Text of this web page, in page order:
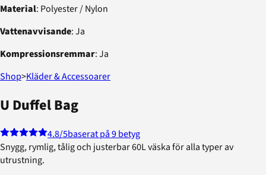
Material: Polyester / Nylon
Vattenavvisande: Ja
Kompressionsremmar: Ja
Shop>Kläder & Accessoarer
U Duffel Bag
4.8/5baserat på 9 betyg
Snygg, rymlig, tålig och justerbar 60L väska för alla typer av
utrustning.